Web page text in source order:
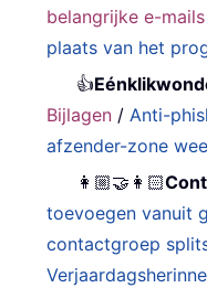
belangrijke e-mails
plaats van het
👍
Bijlagen /Anti-
afzender-zone
👩🏼‍🤝‍👩🏻
toevoegen vanuit
contactgroep